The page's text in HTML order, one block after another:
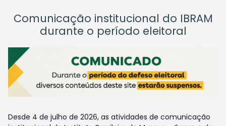
Comunicação institucional do IBRAM
durante o período eleitoral
Desde 4 de julho de 2026, as atividades de comunicação